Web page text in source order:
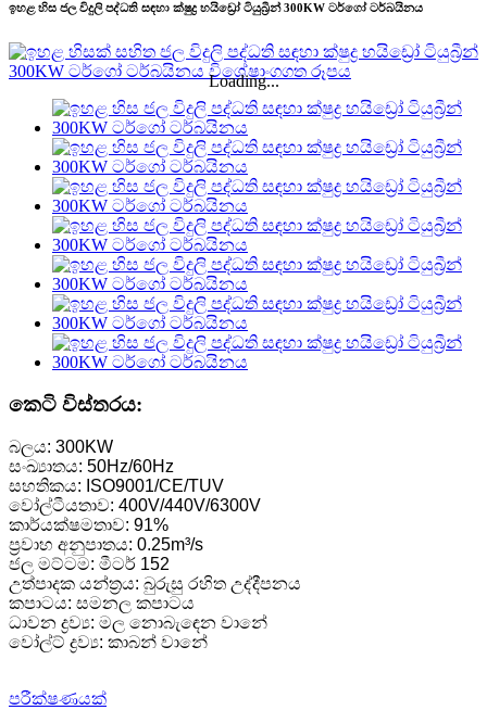
ඉහළ හිස ජල විදුලි පද්ධති සඳහා ක්ෂුද්‍ර හයිඩ්‍රෝ ටියුබ්‍රීන් 300KW ටර්ගෝ ටර්බයිනය
Loading...
කෙටි විස්තරය:
බලය: 300KW
සංඛ්‍යාතය: 50Hz/60Hz
සහතිකය: ISO9001/CE/TUV
වෝල්ටීයතාව: 400V/440V/6300V
කාර්යක්ෂමතාව: 91%
ප්‍රවාහ අනුපාතය: 0.25m³/s
ජල මට්ටම: මීටර් 152
උත්පාදක යන්ත්‍රය: බුරුසු රහිත උද්දීපනය
කපාටය: සමනල කපාටය
ධාවන ද්‍රව්‍ය: මල නොබැඳෙන වානේ
වෝල්ට් ද්‍රව්‍ය: කාබන් වානේ
පරීක්ෂණයක්